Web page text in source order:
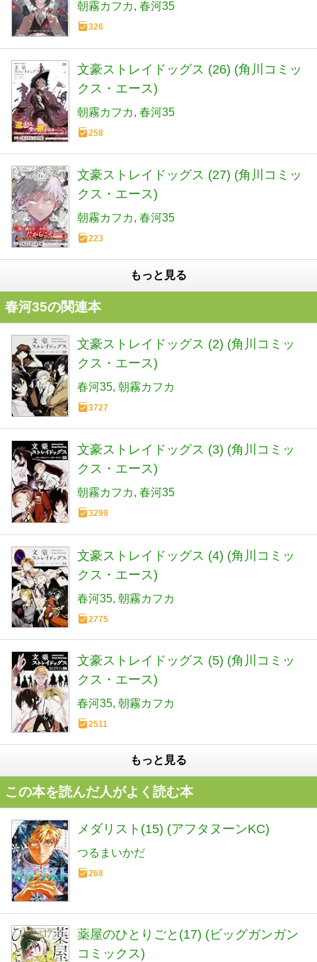
朝霧カフカ 春河35
326
文豪ストレイドッグス (26) (角川コミッ
クス・エース)
朝霧カフカ 春河35
258
文豪ストレイドッグス (27) (角川コミッ
クス・エース)
朝霧カフカ 春河35
223
もっと見る
春河35の関連本
文豪ストレイドッグス (2) (角川コミッ
クス・エース)
春河35 朝霧カフカ
3727
文豪ストレイドッグス (3) (角川コミッ
クス・エース)
朝霧カフカ 春河35
3299
文豪ストレイドッグス (4) (角川コミッ
クス・エース)
春河35 朝霧カフカ
2775
文豪ストレイドッグス (5) (角川コミッ
クス・エース)
春河35 朝霧カフカ
2511
もっと見る
この本を読んだ人がよく読む本
メダリスト(15) (アフタヌーンKC)
つるまいかだ
268
薬屋のひとりごと(17) (ビッグガンガン
コミックス)